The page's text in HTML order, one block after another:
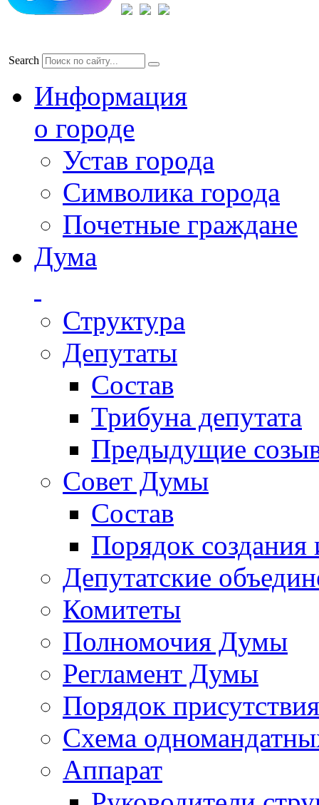
Search
Информация
о городе
Устав города
Символика города
Почетные граждане
Дума
Структура
Депутаты
Состав
Трибуна депутата
Предыдущие
Совет Думы
Состав
Порядок создания
Депутатские
Комитеты
Полномочия Думы
Регламент Думы
Порядок
Схема
Аппарат